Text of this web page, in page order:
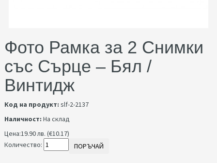
Фото Рамка за 2 Снимки
със Сърце – Бял /
Винтидж
Код на продукт: slf-2-2137
Наличност: На склад
Цена:19.90 лв. (€10.17)
Количество:
ПОРЪЧАЙ